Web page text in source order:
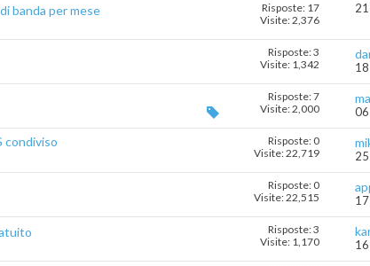
banda per mese
Risposte: 17
Visite: 2,376
Risposte: 3
Visite: 1,342
Risposte: 7
Visite: 2,000
condiviso
Risposte: 0
Visite: 22,719
Risposte: 0
Visite: 22,515
Risposte: 3
Visite: 1,170